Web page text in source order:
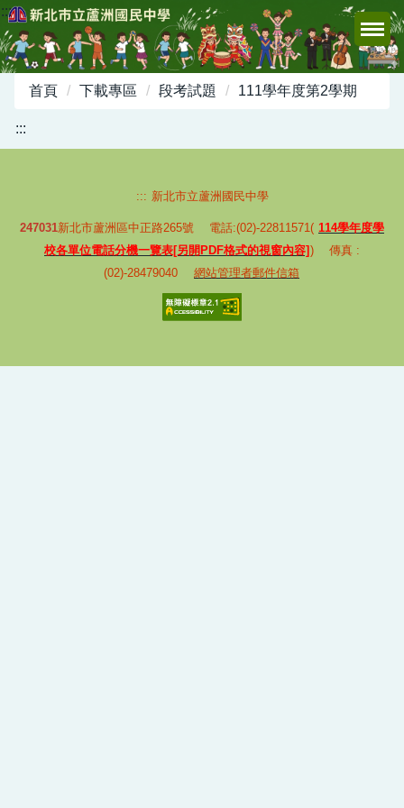
跳
到
主
容
:::
首頁 下載專區 段考試題 111學年度第2學期
:::
::: 新北市立蘆洲國民中學
247031新北市蘆洲區中正路265號 電話:(02)-22811571( 114學年度學
校各單位電話分機一覽表[另開PDF格式的視窗內容]) 傳真 :
(02)-28479040 網站管理者郵件信箱